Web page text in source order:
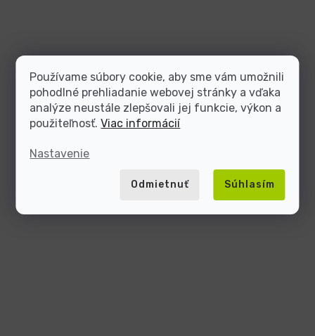
Používame súbory cookie, aby sme vám umožnili
pohodlné prehliadanie webovej stránky a vďaka
analýze neustále zlepšovali jej funkcie, výkon a
použiteľnosť.Viac informácií
Nastavenie
Odmietnuť Súhlasím